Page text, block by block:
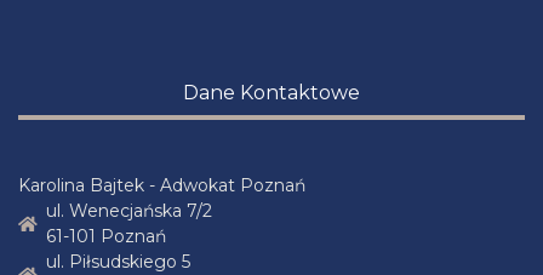
Dane Kontaktowe
Karolina Bajtek - Adwokat Poznań
ul. Wenecjańska 7/2
61-101 Poznań
ul. Piłsudskiego 5